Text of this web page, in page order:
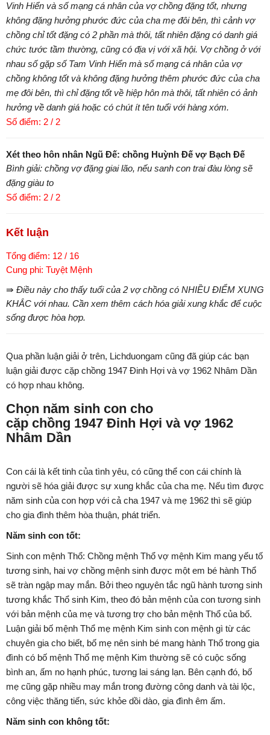
Vinh Hiển và số mạng cá nhân của vợ chồng đặng tốt, nhưng
không đặng hưởng phước đức của cha mẹ đôi bên, thì cảnh vợ
chồng chỉ tốt đặng có 2 phần mà thôi, tất nhiên đặng có danh giá
chức tước tầm thường, cũng có địa vị với xã hội. Vợ chồng ở với
nhau số gặp số Tam Vinh Hiển mà số mạng cá nhân của vợ
chồng không tốt và không đặng hưởng thêm phước đức của cha
mẹ đôi bên, thì chỉ đặng tốt về hiệp hôn mà thôi, tất nhiên có ảnh
hưởng về danh giá hoặc có chút ít tên tuổi với hàng xóm.
Số điểm: 2 / 2
Xét theo hôn nhân Ngũ Đế: chồng Huỳnh Đế vợ Bạch Đế
Bình giải: chồng vợ đặng giai lão, nếu sanh con trai đàu lòng sẽ
đặng giàu to
Số điểm: 2 / 2
Kết luận
Tổng điểm: 12 / 16
Cung phi: Tuyệt Mệnh
⇛ Điều này cho thấy tuổi của 2 vợ chồng có NHIỀU ĐIỂM XUNG
KHẮC với nhau. Cần xem thêm cách hóa giải xung khắc để cuộc
sống được hòa hợp.
Qua phần luận giải ở trên, Lichduongam cũng đã giúp các bạn
luận giải được cặp chồng 1947 Đinh Hợi và vợ 1962 Nhâm Dần
có hợp nhau không.
Chọn năm sinh con cho
cặp chồng 1947 Đinh Hợi và vợ 1962
Nhâm Dần
Con cái là kết tinh của tình yêu, có cũng thể con cái chính là
người sẽ hóa giải được sự xung khắc của cha mẹ. Nếu tìm được
năm sinh của con hợp với cả cha 1947 và mẹ 1962 thì sẽ giúp
cho gia đình thêm hòa thuận, phát triển.
Năm sinh con tốt:
Sinh con mệnh Thổ: Chồng mệnh Thổ vợ mệnh Kim mang yếu tố
tương sinh, hai vợ chồng mệnh sinh được một em bé hành Thổ
sẽ tràn ngập may mắn. Bởi theo nguyên tắc ngũ hành tương sinh
tương khắc Thổ sinh Kim, theo đó bản mệnh của con tương sinh
với bản mệnh của mẹ và tương trợ cho bản mệnh Thổ của bố.
Luận giải bố mệnh Thổ mẹ mệnh Kim sinh con mệnh gì từ các
chuyên gia cho biết, bố mẹ nên sinh bé mang hành Thổ trong gia
đình có bố mệnh Thổ mẹ mệnh Kim thường sẽ có cuộc sống
bình an, ấm no hạnh phúc, tương lai sáng lạn. Bên cạnh đó, bố
mẹ cũng gặp nhiều may mắn trong đường công danh và tài lộc,
công việc thăng tiến, sức khỏe dồi dào, gia đình êm ấm.
Năm sinh con không tốt: